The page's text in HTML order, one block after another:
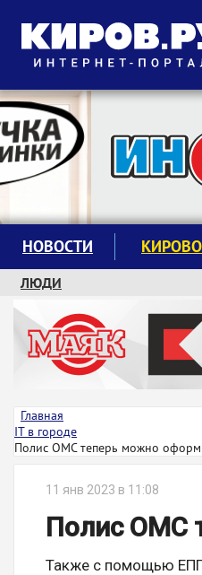
Следите за новостями:
НОВОСТИ
ЛЮДИ
КРУЖКИ И СЕКЦИИ
ЗАВОДУ "МАЯК" 85 ЛЕТ
ЭКОЛОГИЯ
Главная
IT в городе
Полис ОМС теперь можно
11 янв 2023 в 11:08
Полис ОМС
Также с помощью